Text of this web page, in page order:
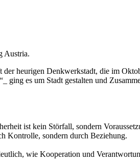
Austria.
der heurigen Denkwerkstadt, die im
es um Stadt gestalten und
ist kein Störfall, sondern
Kontrolle, sondern durch Beziehung.
wie Kooperation und